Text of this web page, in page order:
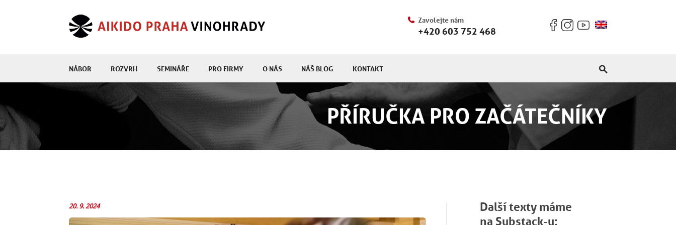
Zavolejte nám
+420 603 752 468
NÁBOR ROZVRH SEMINÁŘE PRO FIRMY O NÁS NÁŠ BLOG KONTAKT
PŘÍRUČKA PRO ZAČÁTEČNÍKY
20. 9. 2024
Další texty máme
na Substack-u: